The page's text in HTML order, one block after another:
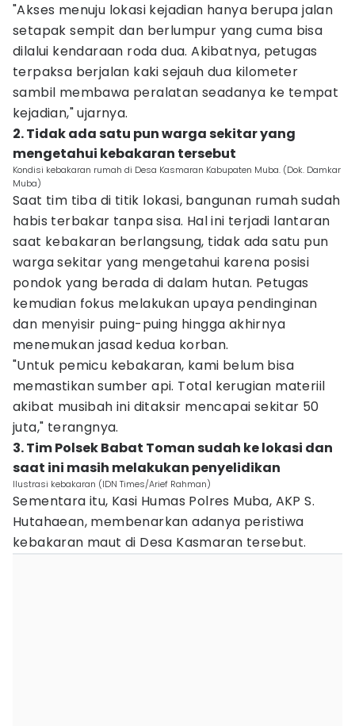
"Akses menuju lokasi kejadian hanya berupa jalan
setapak sempit dan berlumpur yang cuma bisa
dilalui kendaraan roda dua. Akibatnya, petugas
terpaksa berjalan kaki sejauh dua kilometer
sambil membawa peralatan seadanya ke tempat
kejadian," ujarnya.
2. Tidak ada satu pun warga sekitar yang
mengetahui kebakaran tersebut
Kondisi kebakaran rumah di Desa Kasmaran Kabupaten Muba. (Dok. Damkar
Muba)
Saat tim tiba di titik lokasi, bangunan rumah sudah
habis terbakar tanpa sisa. Hal ini terjadi lantaran
saat kebakaran berlangsung, tidak ada satu pun
warga sekitar yang mengetahui karena posisi
pondok yang berada di dalam hutan. Petugas
kemudian fokus melakukan upaya pendinginan
dan menyisir puing-puing hingga akhirnya
menemukan jasad kedua korban.
"Untuk pemicu kebakaran, kami belum bisa
memastikan sumber api. Total kerugian materiil
akibat musibah ini ditaksir mencapai sekitar 50
juta," terangnya.
3. Tim Polsek Babat Toman sudah ke lokasi dan
saat ini masih melakukan penyelidikan
Ilustrasi kebakaran (IDN Times/Arief Rahman)
Sementara itu, Kasi Humas Polres Muba, AKP S.
Hutahaean, membenarkan adanya peristiwa
kebakaran maut di Desa Kasmaran tersebut.